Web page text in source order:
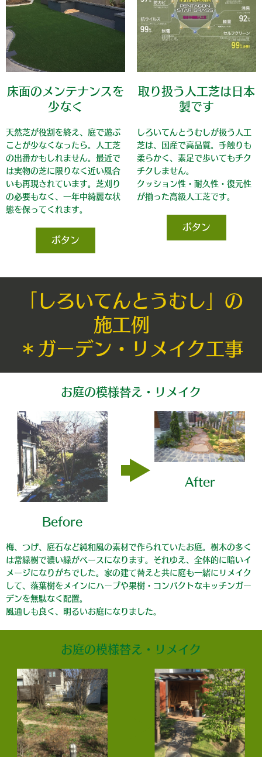
床面のメンテナンスを
少なく
天然芝が役割を終え、庭で遊ぶ
ことが少なくなったら。人工芝
の出番かもしれません。最近で
は実物の芝に限りなく近い風合
いも再現されています。芝刈り
の必要もなく、一年中綺麗な状
態を保ってくれます。
ボタン
取り扱う人工芝は日本
製です
しろいてんとうむしが扱う人工
芝は、国産で高品質。手触りも
柔らかく、素足で歩いてもチク
チクしません。
クッション性・耐久性・復元性
が揃った高級人工芝です。
ボタン
「しろいてんとうむし」の
施工例
＊ガーデン・リメイク工事
お庭の模様替え・リメイク
Before
After
梅、つげ、庭石など純和風の素材で作られていたお庭。樹木の多く
は常緑樹で濃い緑がベースになります。それゆえ、全体的に暗いイ
メージになりがちでした。家の建て替えと共に庭も一緒にリメイク
して、落葉樹をメインにハーブや果樹・コンパクトなキッチンガー
デンを無駄なく配置。
風通しも良く、明るいお庭になりました。
お庭の模様替え・リメイク